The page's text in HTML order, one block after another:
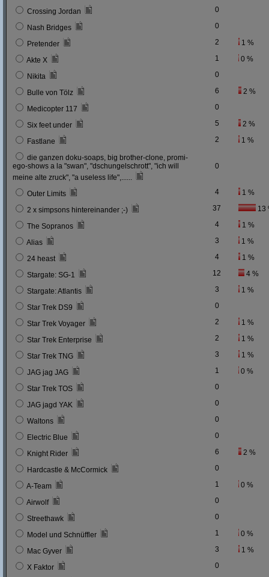
Crossing Jordan 0
Nash Bridges 0
Pretender 2 1 %
Akte X 1 0 %
Nikita 0
Bulle von Tölz 6 2 %
Medicopter 117 0
Six feet under 5 2 %
Fastlane 2 1 %
die ganzen doku-soaps, big brother-clone, promi-
ego-shows a la "swan", "dschungelschrott", "ich will
meine alte zruck", "a useless life",......
0
Outer Limits 4 1 %
2 x simpsons hintereinander ;-) 37 13
The Sopranos 4 1 %
Alias 3 1 %
24 heast 4 1 %
Stargate: SG-1 12 4 %
Stargate: Atlantis 3 1 %
Star Trek DS9 0
Star Trek Voyager 2 1 %
Star Trek Enterprise 2 1 %
Star Trek TNG 3 1 %
JAG jag JAG 1 0 %
Star Trek TOS 0
JAG jagd YAK 0
Waltons 0
Electric Blue 0
Knight Rider 6 2 %
Hardcastle & McCormick 0
A-Team 1 0 %
Airwolf 0
Streethawk 0
Model und Schnüffler 1 0 %
Mac Gyver 3 1 %
X Faktor 0